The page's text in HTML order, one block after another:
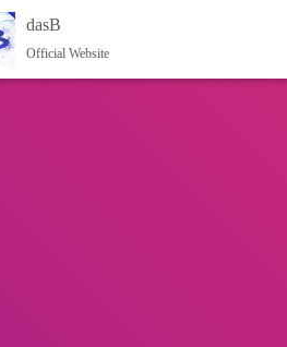
dasB
Official Website